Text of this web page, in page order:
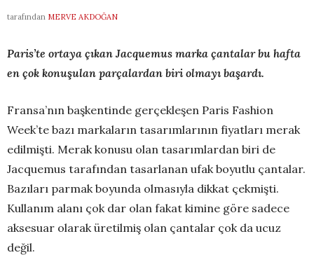
tarafından MERVE AKDOĞAN
Paris’te ortaya çıkan Jacquemus marka çantalar bu hafta
en çok konuşulan parçalardan biri olmayı başardı.
Fransa’nın başkentinde gerçekleşen Paris Fashion
Week’te bazı markaların tasarımlarının fiyatları merak
edilmişti. Merak konusu olan tasarımlardan biri de
Jacquemus tarafından tasarlanan ufak boyutlu çantalar.
Bazıları parmak boyunda olmasıyla dikkat çekmişti.
Kullanım alanı çok dar olan fakat kimine göre sadece
aksesuar olarak üretilmiş olan çantalar çok da ucuz
değil.